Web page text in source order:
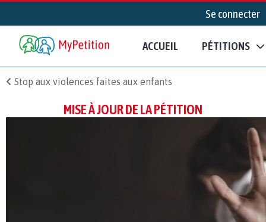
Se connecter
ACCUEIL PÉTITIONS
Stop aux violences faites aux enfants
MISE À JOUR DE LA PÉTITION